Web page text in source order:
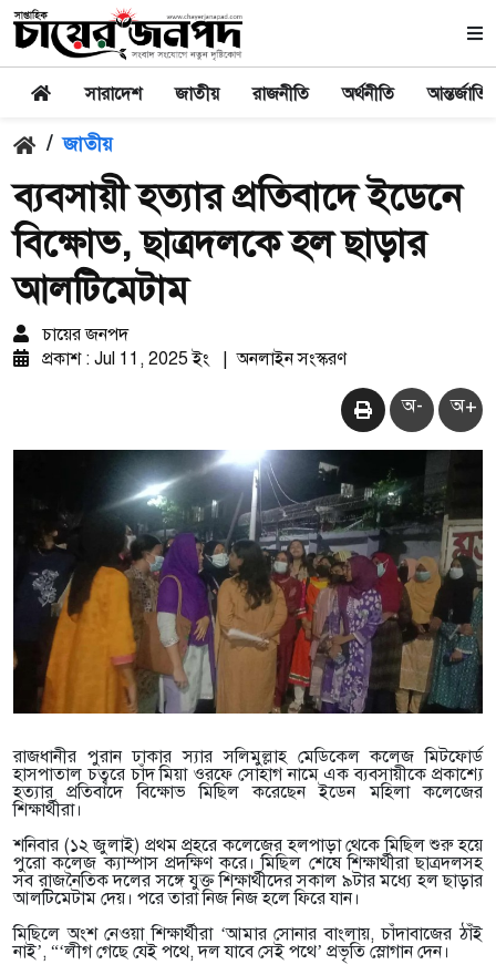
সারাদেশ জাতীয় রাজনীতি অর্থনীতি
/ জাতীয়
ব্যবসায়ী হত্যার প্রতিবাদে ইডেনে
বিক্ষোভ, ছাত্রদলকে হল ছাড়ার
আলটিমেটাম
চায়ের জনপদ
প্রকাশ : Jul 11, 2025 ইং
অনলাইন সংস্করণ
অ- অ+
রাজধানীর পুরান ঢাকার স্যার সলিমুল্লাহ মেডিকেল কলেজ মিটফোর্ড
হাসপাতাল চত্বরে চাঁদ মিয়া ওরফে সোহাগ নামে এক ব্যবসায়ীকে প্রকাশ্যে
হত্যার প্রতিবাদে বিক্ষোভ মিছিল করেছেন ইডেন মহিলা কলেজের
শিক্ষার্থীরা।
শনিবার (১২ জুলাই) প্রথম প্রহরে কলেজের হলপাড়া থেকে মিছিল শুরু হয়ে
পুরো কলেজ ক্যাম্পাস প্রদক্ষিণ করে। মিছিল শেষে শিক্ষার্থীরা ছাত্রদলসহ
সব রাজনৈতিক দলের সঙ্গে যুক্ত শিক্ষার্থীদের সকাল ৯টার মধ্যে হল ছাড়ার
আলটিমেটাম দেয়। পরে তারা নিজ নিজ হলে ফিরে যান।
মিছিলে অংশ নেওয়া শিক্ষার্থীরা ‘আমার সোনার বাংলায়, চাঁদাবাজের ঠাঁই
নাই’, “‘লীগ গেছে যেই পথে, দল যাবে সেই পথে’ প্রভৃতি স্লোগান দেন।